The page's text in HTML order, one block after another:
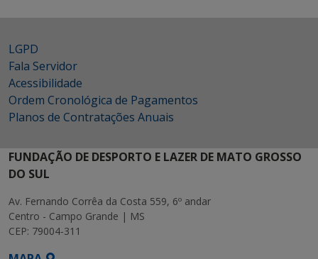
LGPD
Fala Servidor
Acessibilidade
Ordem Cronológica de Pagamentos
Planos de Contratações Anuais
FUNDAÇÃO DE DESPORTO E LAZER DE MATO GROSSO
DO SUL
Av. Fernando Corrêa da Costa 559, 6º andar
Centro - Campo Grande | MS
CEP: 79004-311